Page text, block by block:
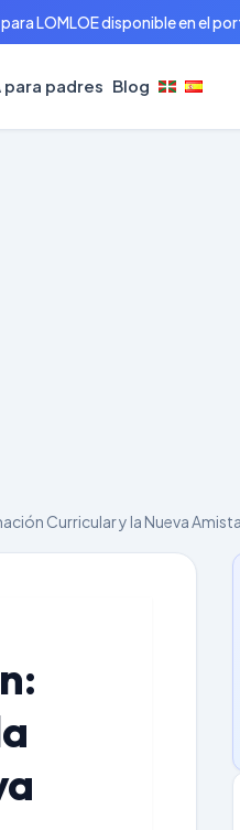
LOMLOE disponible en el
para padres Blog
Curricular y la Nueva